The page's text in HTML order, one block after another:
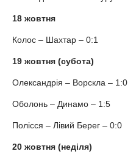
18 жовтня
Колос – Шахтар – 0:1
19 жовтня (субота)
Олександрія – Ворскла – 1:0
Оболонь – Динамо – 1:5
Полісся – Лівий Берег – 0:0
20 жовтня (неділя)